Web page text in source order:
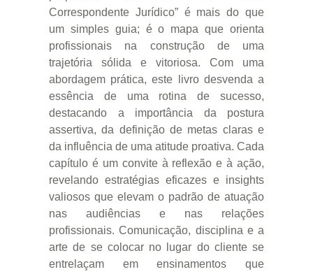
Correspondente Jurídico” é mais do que
um simples guia; é o mapa que orienta
profissionais na construção de uma
trajetória sólida e vitoriosa. Com uma
abordagem prática, este livro desvenda a
essência de uma rotina de sucesso,
destacando a importância da postura
assertiva, da definição de metas claras e
da influência de uma atitude proativa. Cada
capítulo é um convite à reflexão e à ação,
revelando estratégias eficazes e insights
valiosos que elevam o padrão de atuação
nas audiências e nas relações
profissionais. Comunicação, disciplina e a
arte de se colocar no lugar do cliente se
entrelaçam em ensinamentos que